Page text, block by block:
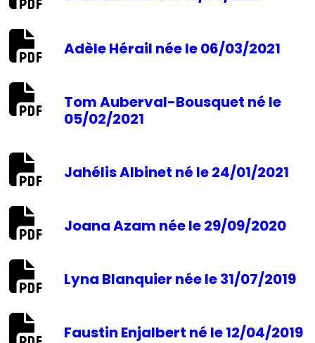
Adèle Hérail née le 06/03/2021
Tom Auberval-Bousquet né le
05/02/2021
Jahélis Albinet né le 24/01/2021
Joana Azam née le 29/09/2020
Lyna Blanquier née le 31/07/2019
Faustin Enjalbert né le 12/04/2019